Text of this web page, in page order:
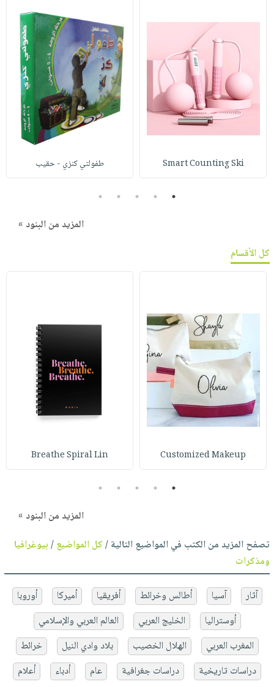
Smart Counting Ski طفولتي كنزي - حقيب
1
2
3
4
5
المزيد من البنود »
كل الأقسام
Customized Makeup
Breathe Spiral Lin
1
2
3
4
5
المزيد من البنود »
تصفح المزيد من الكتب في المواضيع التالية /كل المواضيع/بيوغرافيا
ومذكرات
آثار آسيا أطالس وخرائط أفريقيا أميركا
أوروبا
أوستراليا
الخليج العربي
العالم العربي والإسلامي
المغرب العربي
الهلال الخصيب بلاد وادي النيل
خرائط
دراسات تاريخية
دراسات جغرافية عام أدباء
أعلام